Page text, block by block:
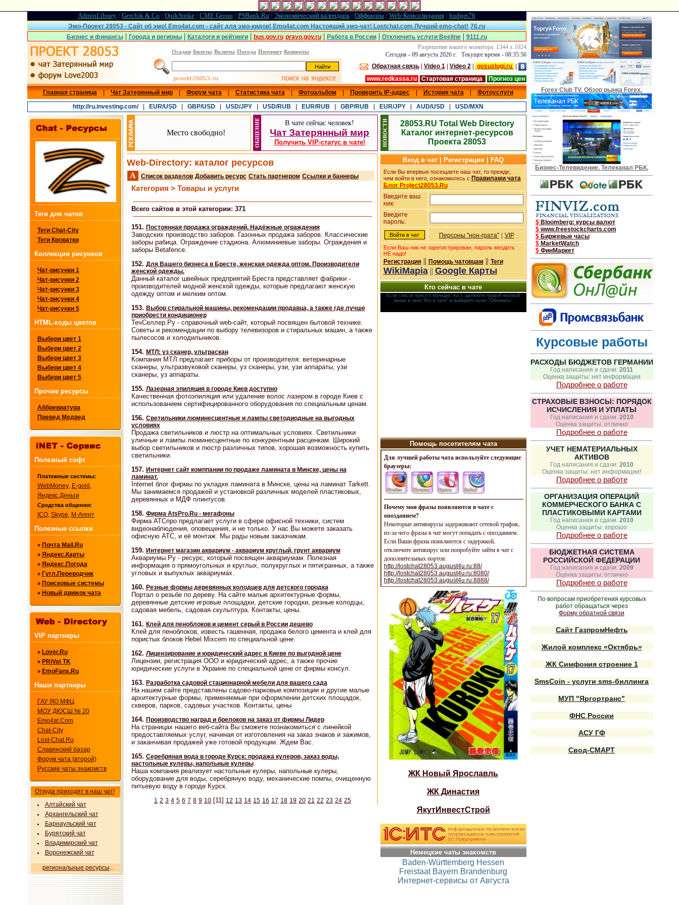
AdminLibrary : Gerchik & Co : QuikStrike : CME Group : PSBank.Ru : Экономический календарь : Оффшоры : Web-Консолидация : budget76
Эмо-Проект 28053 - Сайт об эмо! Emo4at.com - сайт для эмо-кидов! Emo4at.com Настоящий эмо-чат! Lostchat.com Лучший emo-chat! 76.ru
Бизнес и финансы| Города и регионы| Каталоги и рейтинги| bus.gov.ru pravo.gov.ru| Работа в России| Отключить услуги Beeline| 9111.ru
Осадки Билеты Валюты Погода Интернет Концерты
Разрешение вашего монитора: 1344 x 1024
Сегодня - 09 августа 2026 г. Текущее время - 08:35:57
Обратная связь| Video 1| Video 2| gosuslugi.ru
www.redkassa.ru
Стартовая страница
Прогноз цен
Главная страница| Чат Затерянный мир| Форум чата| Статистика чата| Фотоальбом Проверить IP-адрес| История чата| Фотоуслуги
http://ru.investing.com/| EUR/USD| GBP/USD| USD/JPY| USD/RUB EUR/RUB GBP/RUB EUR/JPY| AUD/USD| USD/MXN
Теги для чатов
Теги Chat-City
Теги Кроватки
Коллекции рисунков
Чат-рисунки 1
Чат-рисунки 2
Чат-рисунки 3
Чат-рисунки 4
Чат-рисунки 5
HTML-коды цветов
Выбери цвет 1
Выбери цвет 2
Выбери цвет 3
Выбери цвет 4
Выбери цвет 5
Прочие ресурсы
Аббревиатура
Превед Медвед
Полезный софт
Платежные системы:
WebMoney, E-gold
Яндекс.Деньги
Средства общения:
ICQ, Skype М-Агент
Полезные ссылки
» Почта Mail.Ru
» Яндекс.Карты
» Яндекс.Погода
» Гугл.Переводчик
» Поисковые системы
» Новый движок чата
VIP партнеры
» Lover.Ru
» PRiVat TK
» EmoFans.Ru
Наши партнеры
ГАУ ЯО МФЦ
МОУ ДЮСШ № 20
Emo4at.Com
Chat-City
Lost-Chat.Ru
Славянский базар
Форум чата (второй)
Русские чаты знакомств
Откуда приходят в наш чат!
Алтайский чат
Архангельский чат
Барнаульский чат
Бурятский чат
Владимирский чат
Воронежский чат
региональные ресурсы
Место свободно!
В чате сейчас человек!
Чат Затерянный мир
Получить VIP-статус в чате!
Web-Directory: каталог ресурсов
A Список разделов Добавить ресурс Стать партнером Ссылки и баннеры
Категория > Товары и услуги
Всего сайтов в этой категории: 371
151. Постоянная продажа ограждений. Надёжные ограждения
Заводских производство заборов. Газонных продажа заборов. Классические
заборы рабица. Ограждение стадиона. Алюминиевые заборы. Ограждения и
заборы Betafence.
152. Для Вашего бизнеса в Бресте, женская одежда оптом. Производители
женской одежды.
Данный каталог швейных предприятий Бреста представляет фабрики -
производителей модной женской одежды, которые предлагают женскую
одежду оптом и мелким оптом.
153. Выбор стиральной машины, рекомендации продавца, а также где лучше
приобрести кондиционер
ТечСеллер.Ру - справочный web-сайт, который посвящен бытовой технике.
Советы и рекомендации по выбору телевизоров и стиральных машин, а также
пылесосов и холодильников.
154. МТЛ: уз сканер, ультраскан
Компания МТЛ предлагает приборы от производителя: ветеринарные
сканеры, ультразвуковой сканеры, уз сканеры, узи, узи аппараты, узи
сканеры, уз аппараты.
155. Лазерная эпиляция в городе Киев доступно
Качественная фотоэпиляция или удаление волос лазером в городе Киев с
использованием сертифицированного оборудования по специальным ценам.
156. Светильники люминесцентные и лампы светодиодные на выгодных
условиях
Продажа светильников и люстр на оптимальных условиях. Светильники
уличные и лампы люминесцентные по конкурентным расценкам. Широкий
выбор светильников и люстр различных типов, хорошая возможность купить
светильники.
157. Интернет сайт комппании по продаже ламината в Минске, цены на
ламинат.
Internet блог фирмы по укладке ламината в Минске, цены на ламинат Tarkett.
Мы занимаемся продажей и установкой различных моделей пластиковых,
деревянных и МДФ плинтусов.
158. Фирма AtsPro.Ru - мегафоны
Фирма АТСпро предлагает услуги в сфере офисной техники, систем
видеонаблюдения, оповещения, и не только. У нас Вы можете заказать
офисную АТС, и её монтаж. Мы рады новым заказчикам.
159. Интернет магазин аквариум - аквариум круглый, грунт аквариум
Аквариумы.Ру - ресурс, который посвящен аквариумам. Полезная
информация о прямоугольных и круглых, полукруглых и пятигранных, а также
угловых и выпуклых аквариумах.
160. Резные формы деревянных колодцев для детского городка
Портал о резьбе по дереву. На сайте малые архитектурные формы,
деревянные детские игровые площадки, детские городки, резные колодцы,
садовая мебель, садовая скульптура. Контакты, цены.
161. Клей для пеноблоков и цемент серый в России дешево
Клей для пеноблоков, известь гашенная, продажа белого цемента и клей для
пористых блоков Hebel Mixcem по специальной цене.
162. Лицензирование и юридический адрес в Киеве по выгодной цене
Лицензии, регистрация ООО и юридический адрес, а также прочие
юридические услуги в Украине по специальной цене от фирмы консул.
163. Разработка садовой стационарной мебели для вашего сада
На нашем сайте представлены садово-парковые композиции и другие малые
архитектурные формы, применяемые при оформлении детских площадок,
скверов, парков, садовых участков. Контакты, цены
164. Производство наград и брелоков на заказ от фирмы Лидер
На страницах нашего веб-сайта Вы сможете познакомиться с линейкой
предоставляемых услуг, начиная от изготовления на заказ знаков и зажимов,
и заканчивая продажей уже готовой продукции. Ждем Вас.
165. Серебряная вода в городе Курск: продажа кулеров, заказ воды,
настольные кулеры, напольные кулеры
Наша компания реализует настольные кулеры, напольные кулеры,
оборудование для воды, серебряную воду, механические помпы, очищенную
питьевую воду в городе Курск.
1 2 3 4 5 6 7 8 9 10 [11] 12 13 14 15 16 17 18 19 20 21 22 23 24 25
28053.RU Total Web Directory
Каталог интернет-ресурсов
Проекта 28053
Вход в чат | Регистрация | FAQ
Если Вы впервые посещаете наш чат, то прежде,
чем войти в него, ознакомьтесь с Правилами чата
Блог Project28053.Ru
Введите ваш
ник:
Введите
пароль:
Персоны "нон-грата" | VIP
Если Ваш ник не зарегистрирован, пароль вводить
НЕ надо!
Регистрация|| Помощь чатовцам || Теги
WikiMapia|| Google Карты
Кто сейчас в чате
Если список присутствующих пуст, щелкните правой кнопкой
мыши в окне "Кто в чате" и выберите пункт "Обновить"
Помощь посетителям чата
Для лучшей работы чата используйте следующие
браузеры:
Почему мои фразы появляются в чате с
опозданием?
Некоторые антивирусы задерживают сетевой трафик,
из-за чего фразы в чат могут попадать с опозданием.
Если Ваши фразы появляются с задержкой,
отключите антивирус или попробуйте зайти в чат с
дополнительных портов:
http://lostchat28053.august4u.ru:88/
http://lostchat28053.august4u.ru:8080/
http://lostchat28053.august4u.ru:8888/
ЖК Новый Ярославль
ЖК Династия
ЯкутИнвестСтрой
Немецкие чаты знакомств
Baden-Württemberg Hessen
Freistaat Bayern Brandenburg
Интернет-сервисы от Августа
Forex Club TV. Обзор рынка Forex.
Бизнес-Телевидение. Телеканал РБК.
$Bloomberg: курсы валют
$www.freestockcharts.com
$Биржевые часы
$MarketWatch
$ФинМаркет
Курсовые работы
РАСХОДЫ БЮДЖЕТОВ ГЕРМАНИИ
Год написания и сдачи: 2011
Оценка защиты: нет информации
Подробнее о работе
СТРАХОВЫЕ ВЗНОСЫ: ПОРЯДОК
ИСЧИСЛЕНИЯ И УПЛАТЫ
Год написания и сдачи: 2010
Оценка защиты: отлично
Подробнее о работе
УЧЕТ НЕМАТЕРИАЛЬНЫХ
АКТИВОВ
Год написания и сдачи: 2010
Оценка защиты: нет информации!
Подробнее о работе
ОРГАНИЗАЦИЯ ОПЕРАЦИЙ
КОММЕРЧЕСКОГО БАНКА С
ПЛАСТИКОВЫМИ КАРТАМИ
Год написания и сдачи: 2010
Оценка защиты: хорошо
Подробнее о работе
БЮДЖЕТНАЯ СИСТЕМА
РОССИЙСКОЙ ФЕДЕРАЦИИ
Год написания и сдачи: 2009
Оценка защиты: отлично
Подробнее о работе
По вопросам приобретения курсовых
работ обращаться через
Форму обратной связи
Сайт ГазпромНефть
Жилой комплекс «Октябрь»
ЖК Симфония строение 1
SmsCoin - услуги sms-биллинга
МУП "Яргортранс"
ФНС России
АСУ ГФ
Свод-СМАРТ